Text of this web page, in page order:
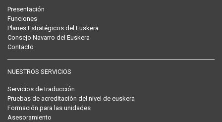
Presentación
Funciones
Planes Estratégicos del Euskera
Consejo Navarro del Euskera
Contacto
NUESTROS SERVICIOS
Servicios de traducción
Pruebas de acreditación del nivel de euskera
Formación para las unidades
Asesoramiento